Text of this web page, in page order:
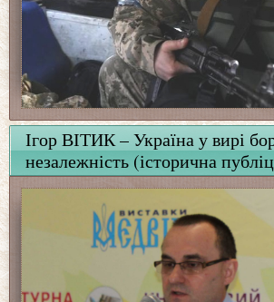
Ігор ВІТИК – Україна у вирі
незалежність (історична